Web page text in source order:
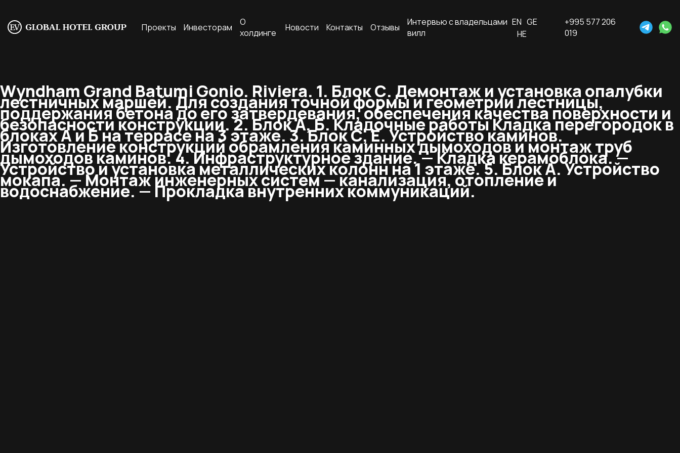
Проекты Инвесторам
О
холдинге
Новости Контакты Отзывы
Интервью с владельцами
вилл
EN GE
HE
+995 577 206
019
Wyndham Grand Batumi Gonio. Riviera. 1. Блок С. Демонтаж и установка опалубки
лестничных маршей. Для создания точной формы и геометрии лестницы,
поддержания бетона до его затвердевания, обеспечения качества поверхности и
безопасности конструкции. 2. Блок А, Б. Кладочные работы Кладка перегородок в
блоках А и Б на террасе на 3 этаже. 3. Блок С, E. Устройство каминов.
Изготовление конструкций обрамления каминных дымоходов и монтаж труб
дымоходов каминов. 4. Инфраструктурное здание. — Кладка керамоблока. —
Устройство и установка металлических колонн на 1 этаже. 5. Блок А. Устройство
мокапа. — Монтаж инженерных систем — канализация, отопление и
водоснабжение. — Прокладка внутренних коммуникаций.